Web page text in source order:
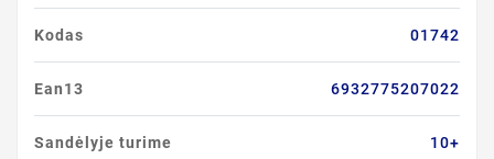
Kodas 01742
Ean13 6932775207022
Sandėlyje turime 10+